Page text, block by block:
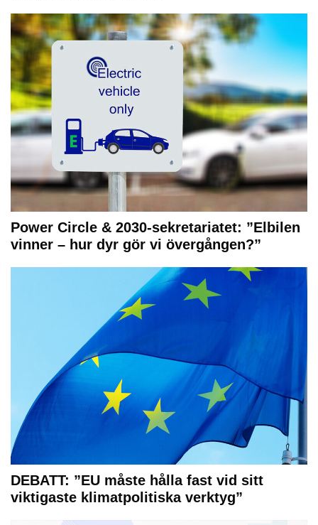
Power Circle & 2030-sekretariatet: ”Elbilen
vinner – hur dyr gör vi övergången?”
DEBATT: ”EU måste hålla fast vid sitt
viktigaste klimatpolitiska verktyg”